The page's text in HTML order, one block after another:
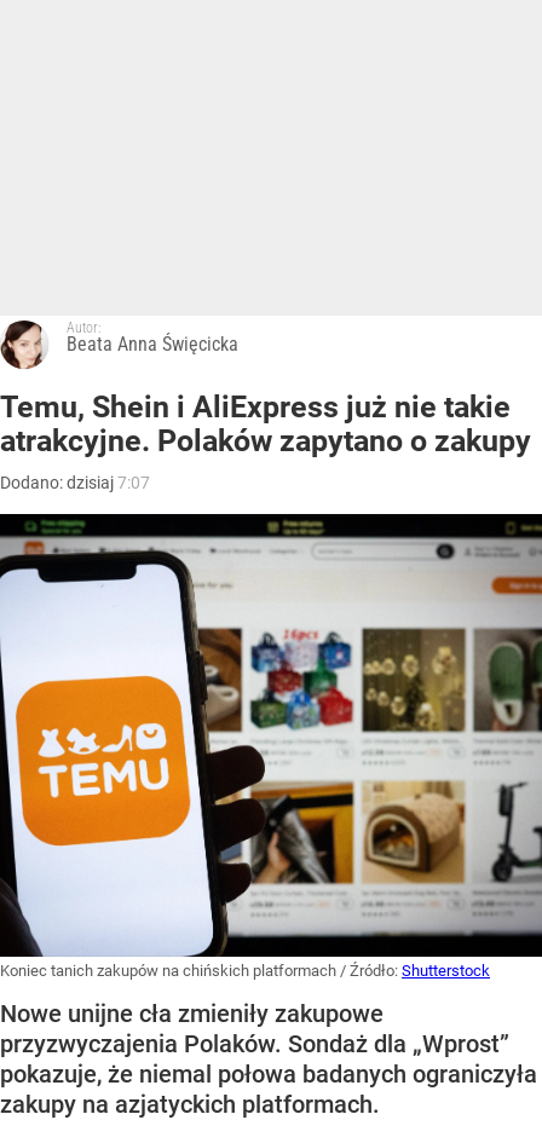
Autor:
Beata Anna Święcicka
Temu, Shein i AliExpress już nie takie
atrakcyjne. Polaków zapytano o zakupy
Dodano:dzisiaj7:07
Koniec tanich zakupów na chińskich platformach / Źródło: Shutterstock
Nowe unijne cła zmieniły zakupowe
przyzwyczajenia Polaków. Sondaż dla „Wprost”
pokazuje, że niemal połowa badanych ograniczyła
zakupy na azjatyckich platformach.